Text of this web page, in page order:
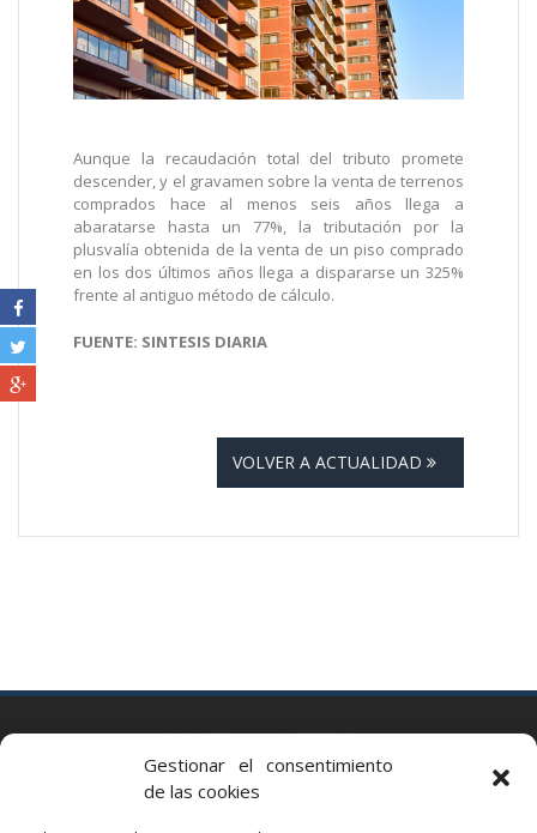
Gestionar el consentimiento
de las cookies
Aunque la recaudación total del tributo promete
descender, y el gravamen sobre la venta de terrenos
comprados hace al menos seis años llega a
abaratarse hasta un 77%, la tributación por la
plusvalía obtenida de la venta de un piso comprado
en los dos últimos años llega a dispararse un 325%
frente al antiguo método de cálculo.
FUENTE: SINTESIS DIARIA
VOLVER A ACTUALIDAD
Via Augusta 2 bis, 3º, 08006 Barcelona